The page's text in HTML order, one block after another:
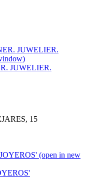
JUWELIER.
JUWELIER.
15
(open in new